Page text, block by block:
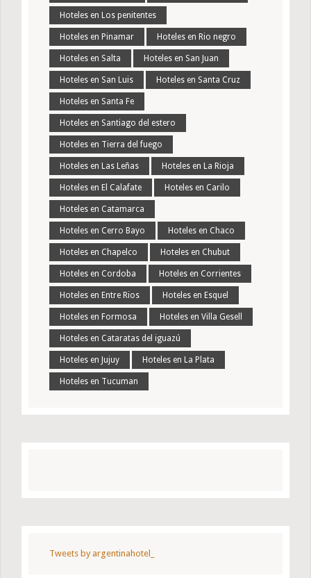
Hoteles en Los penitentes
Hoteles en Pinamar Hoteles en Rio negro
Hoteles en Salta Hoteles en San Juan
Hoteles en San Luis Hoteles en Santa Cruz
Hoteles en Santa Fe
Hoteles en Santiago del estero
Hoteles en Tierra del fuego
Hoteles en Las Leñas Hoteles en La Rioja
Hoteles en El Calafate Hoteles en Carilo
Hoteles en Catamarca
Hoteles en Cerro Bayo Hoteles en Chaco
Hoteles en Chapelco Hoteles en Chubut
Hoteles en Cordoba Hoteles en Corrientes
Hoteles en Entre Rios Hoteles en Esquel
Hoteles en Formosa Hoteles en Villa Gesell
Hoteles en Cataratas del iguazú
Hoteles en Jujuy Hoteles en La Plata
Hoteles en Tucuman
Tweets by argentinahotel_